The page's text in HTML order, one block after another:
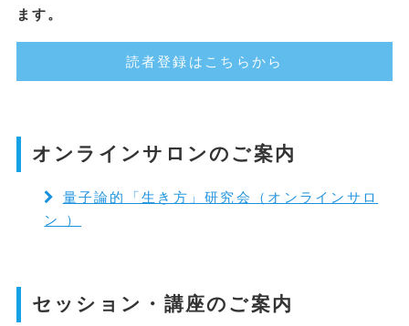
ます。
読者登録はこちらから
オンラインサロンのご案内
量子論的「生き方」研究会（オンラインサロ
ン ）
セッション・講座のご案内